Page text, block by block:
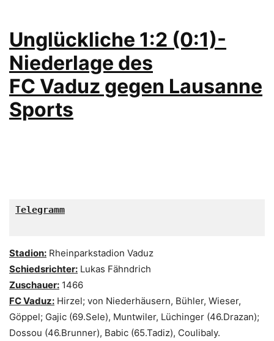
Unglückliche 1:2 (0:1)-
Niederlage des
FC Vaduz gegen Lausanne
Sports
Telegramm
Stadion: Rheinparkstadion Vaduz
Schiedsrichter: Lukas Fähndrich
Zuschauer: 1466
FC Vaduz: Hirzel; von Niederhäusern, Bühler, Wieser,
Göppel; Gajic (69.Sele), Muntwiler, Lüchinger (46.Drazan);
Dossou (46.Brunner), Babic (65.Tadiz), Coulibaly.